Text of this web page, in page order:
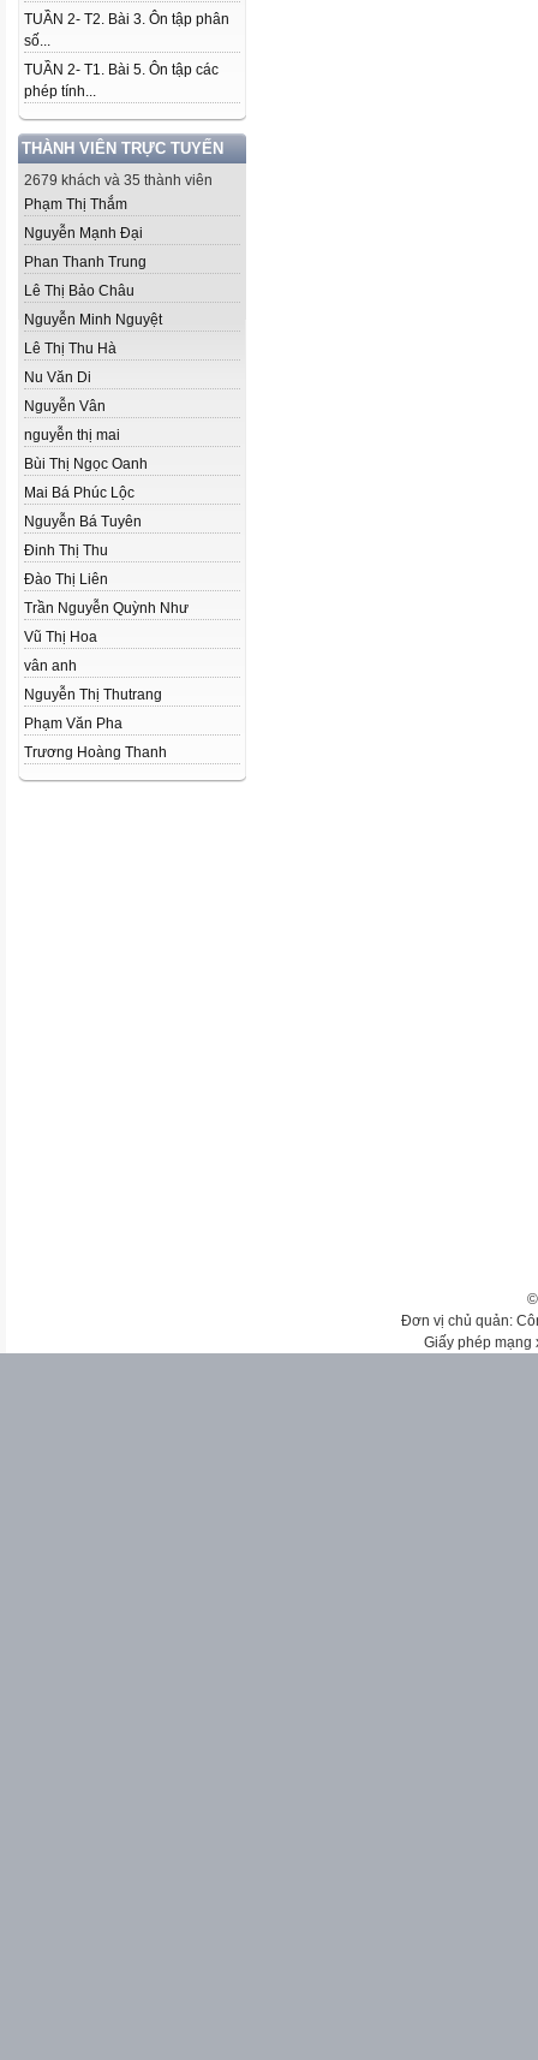
TUẦN 2- T2. Bài 3. Ôn tập phân
số...
TUẦN 2- T1. Bài 5. Ôn tập các
phép tính...
THÀNH VIÊN TRỰC TUYẾN
2679 khách và 35 thành viên
Phạm Thị Thắm
Nguyễn Mạnh Đại
Phan Thanh Trung
Lê Thị Bảo Châu
Nguyễn Minh Nguyệt
Lê Thị Thu Hà
Nu Văn Di
Nguyễn Vân
nguyễn thị mai
Bùi Thị Ngọc Oanh
Mai Bá Phúc Lộc
Nguyễn Bá Tuyên
Đinh Thị Thu
Đào Thị Liên
Trần Nguyễn Quỳnh Như
Vũ Thị Hoa
vân anh
Nguyễn Thị Thutrang
Phạm Văn Pha
Trương Hoàng Thanh
Đơn vị chủ quản:
Giấy phép mạng